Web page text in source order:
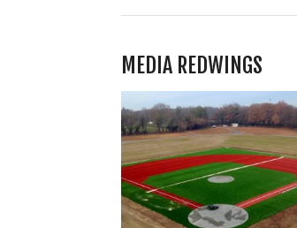
MEDIA REDWINGS